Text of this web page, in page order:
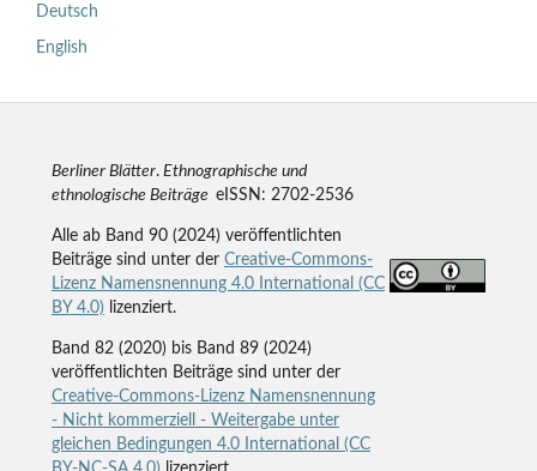
Deutsch
English
Berliner Blätter.Ethnographische und
ethnologische Beiträge eISSN: 2702-2536
Alle ab Band 90 (2024) veröffentlichten
Beiträge sind unter der Creative-Commons-
Lizenz Namensnennung 4.0 International (CC
BY 4.0) lizenziert.
Band 82 (2020) bis Band 89 (2024)
veröffentlichten Beiträge sind unter der
Creative-Commons-Lizenz Namensnennung
- Nicht kommerziell - Weitergabe unter
gleichen Bedingungen 4.0 International (CC